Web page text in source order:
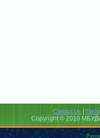
Contact Us
Copyright © 2010